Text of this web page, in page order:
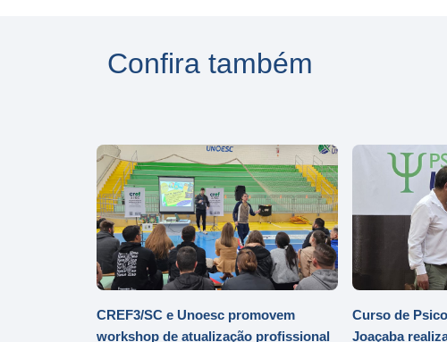
Confira também
CREF3/SC e Unoesc promovem
workshop de atualização profissional
Curso de
Joaçaba